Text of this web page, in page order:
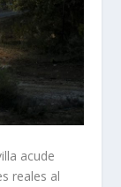
acude
reales al